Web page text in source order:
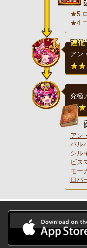
★5
★4
アン
究極
アン
バル
シル
ビス
モー
ロバ